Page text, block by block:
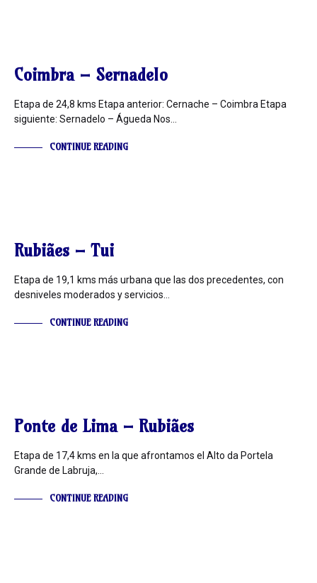
Coimbra – Sernadelo
Etapa de 24,8 kms Etapa anterior: Cernache – Coimbra Etapa
siguiente: Sernadelo – Águeda Nos…
CONTINUE READING
Rubiães – Tui
Etapa de 19,1 kms más urbana que las dos precedentes, con
desniveles moderados y servicios…
CONTINUE READING
Ponte de Lima – Rubiães
Etapa de 17,4 kms en la que afrontamos el Alto da Portela
Grande de Labruja,…
CONTINUE READING